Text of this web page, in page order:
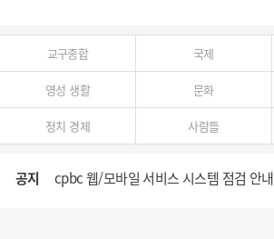
교구종합 국제
영성 생활 문화
정치 경제 사람들
공지 cpbc 웹/모바일 서비스 시스템 점검 안내